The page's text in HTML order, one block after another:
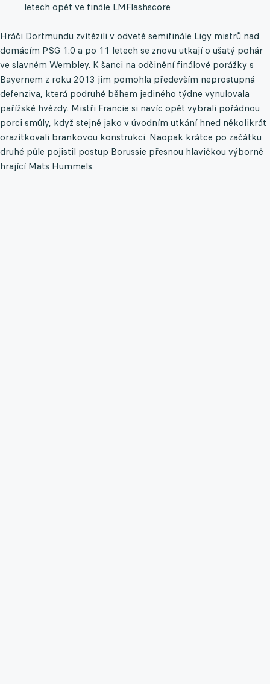
letech opět ve finále LMFlashscore
Hráči Dortmundu zvítězili v odvetě semifinále Ligy mistrů nad
domácím PSG 1:0 a po 11 letech se znovu utkají o ušatý pohár
ve slavném Wembley. K šanci na odčinění finálové porážky s
Bayernem z roku 2013 jim pomohla především neprostupná
defenziva, která podruhé během jediného týdne vynulovala
pařížské hvězdy. Mistři Francie si navíc opět vybrali pořádnou
porci smůly, když stejně jako v úvodním utkání hned několikrát
orazítkovali brankovou konstrukci. Naopak krátce po začátku
druhé půle pojistil postup Borussie přesnou hlavičkou výborně
hrající Mats Hummels.